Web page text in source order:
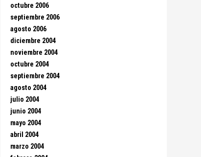
octubre 2006
septiembre 2006
agosto 2006
diciembre 2004
noviembre 2004
octubre 2004
septiembre 2004
agosto 2004
julio 2004
junio 2004
mayo 2004
abril 2004
marzo 2004